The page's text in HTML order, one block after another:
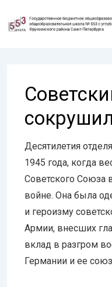
Перейти
Десятилетия
1945 года, когда
Советского Союза
войне. Она была
и героизму
Армии, внесших
вклад в разгром
Германии и ее